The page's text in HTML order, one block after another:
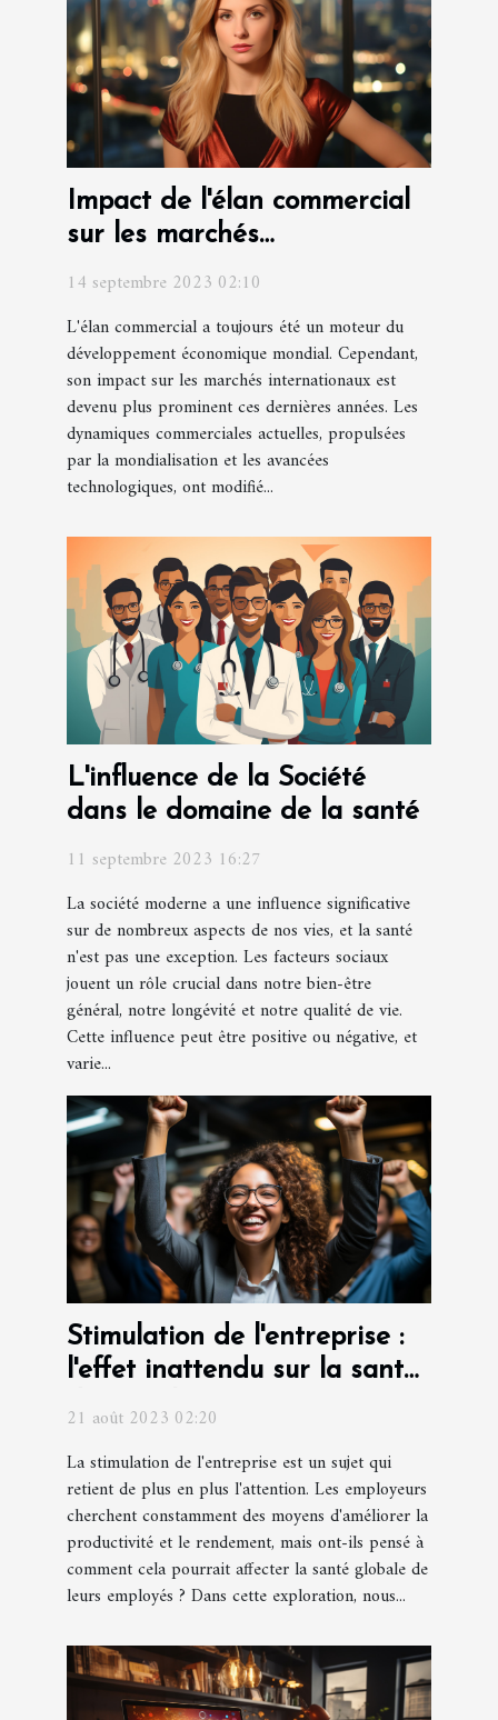
Impact de l'élan commercial
sur les marchés
14 septembre 2023 02:10
L'élan commercial a toujours été un moteur du
développement économique mondial. Cependant,
son impact sur les marchés internationaux est
devenu plus prominent ces dernières années. Les
dynamiques commerciales actuelles, propulsées
par la mondialisation et les avancées
technologiques, ont modifié...
L'influence de la Société
dans le domaine de la santé
11 septembre 2023 16:27
La société moderne a une influence significative
sur de nombreux aspects de nos vies, et la santé
n'est pas une exception. Les facteurs sociaux
jouent un rôle crucial dans notre bien-être
général, notre longévité et notre qualité de vie.
Cette influence peut être positive ou négative, et
varie...
Stimulation de l'entreprise :
l'effet inattendu sur la santé
des employés
21 août 2023 02:20
La stimulation de l'entreprise est un sujet qui
retient de plus en plus l'attention. Les employeurs
cherchent constamment des moyens d'améliorer la
productivité et le rendement, mais ont-ils pensé à
comment cela pourrait affecter la santé globale de
leurs employés ? Dans cette exploration, nous...